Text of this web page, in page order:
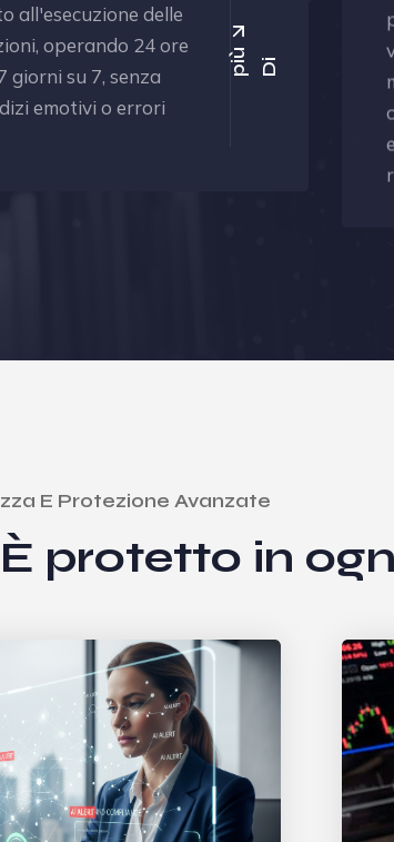
all'esecuzione delle
operando 24 ore
giorni su 7, senza
emotivi o errori
D
i
p
i
ù
E Protezione Avanzate
È protetto in